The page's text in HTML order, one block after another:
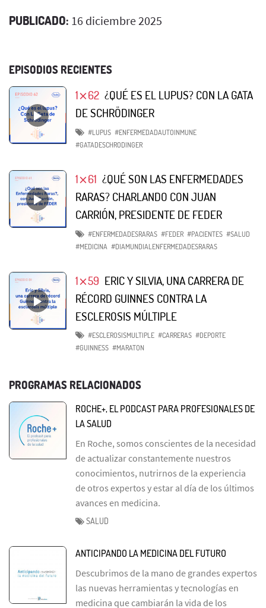
PUBLICADO: 16 diciembre 2025
EPISODIOS RECIENTES
1⨯62 ¿QUÉ ES EL LUPUS? CON LA GATA
DE SCHRÖDINGER
#LUPUS #ENFERMEDADAUTOINMUNE
#GATADESCHRODINGER
1⨯61 ¿QUÉ SON LAS ENFERMEDADES
RARAS? CHARLANDO CON JUAN
CARRIÓN, PRESIDENTE DE FEDER
#ENFERMEDADESRARAS #FEDER #PACIENTES #SALUD
#MEDICINA #DIAMUNDIALENFERMEDADESRARAS
1⨯59 ERIC Y SILVIA, UNA CARRERA DE
RÉCORD GUINNES CONTRA LA
ESCLEROSIS MÚLTIPLE
#ESCLEROSISMULTIPLE #CARRERAS #DEPORTE
#GUINNESS #MARATON
PROGRAMAS RELACIONADOS
ROCHE+, EL PODCAST PARA PROFESIONALES DE
LA SALUD
En Roche, somos conscientes de la necesidad
de actualizar constantemente nuestros
conocimientos, nutrirnos de la experiencia
de otros expertos y estar al día de los últimos
avances en medicina.
SALUD
ANTICIPANDO LA MEDICINA DEL FUTURO
Descubrimos de la mano de grandes expertos
las nuevas herramientas y tecnologías en
medicina que cambiarán la vida de los